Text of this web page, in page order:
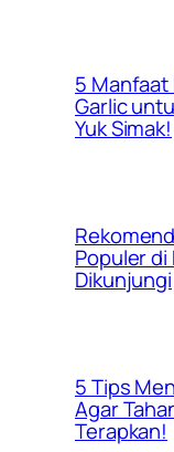
5 Manfaat
Garlic
Yuk Simak!
Populer di
Dikunjungi
5 Tips
Agar
Terapkan!